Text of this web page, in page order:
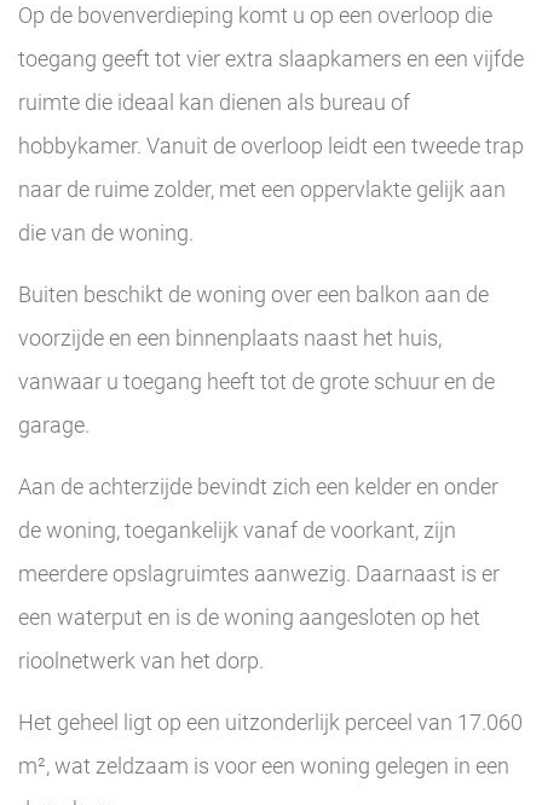
Op de bovenverdieping komt u op een overloop die
toegang geeft tot vier extra slaapkamers en een vijfde
ruimte die ideaal kan dienen als bureau of
hobbykamer. Vanuit de overloop leidt een tweede trap
naar de ruime zolder, met een oppervlakte gelijk aan
die van de woning.
Buiten beschikt de woning over een balkon aan de
voorzijde en een binnenplaats naast het huis,
vanwaar u toegang heeft tot de grote schuur en de
garage.
Aan de achterzijde bevindt zich een kelder en onder
de woning, toegankelijk vanaf de voorkant, zijn
meerdere opslagruimtes aanwezig. Daarnaast is er
een waterput en is de woning aangesloten op het
rioolnetwerk van het dorp.
Het geheel ligt op een uitzonderlijk perceel van 17.060
m², wat zeldzaam is voor een woning gelegen in een